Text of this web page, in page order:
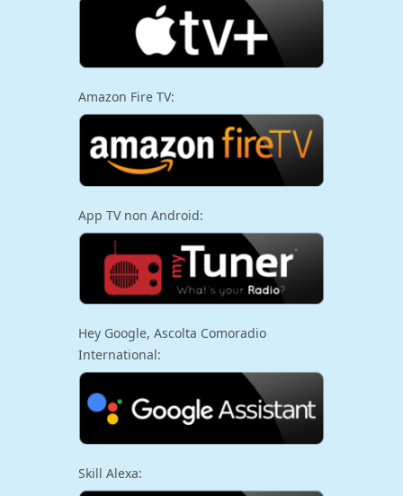
Amazon Fire TV:
App TV non Android:
Hey Google, Ascolta Comoradio
International:
Skill Alexa: